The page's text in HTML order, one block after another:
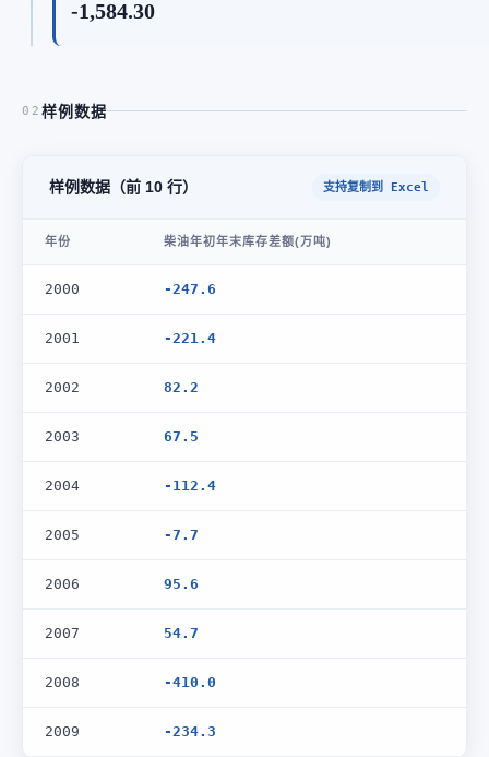
-1,584.30
02 样例数据
样例数据（前 10 行） 支持复制到 Excel
年份 柴油年初年末库存差额(万吨)
2000 -247.6
2001 -221.4
2002 82.2
2003 67.5
2004 -112.4
2005 -7.7
2006 95.6
2007 54.7
2008 -410.0
2009 -234.3